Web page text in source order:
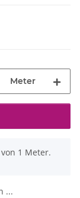
Meter
1 Meter.
...